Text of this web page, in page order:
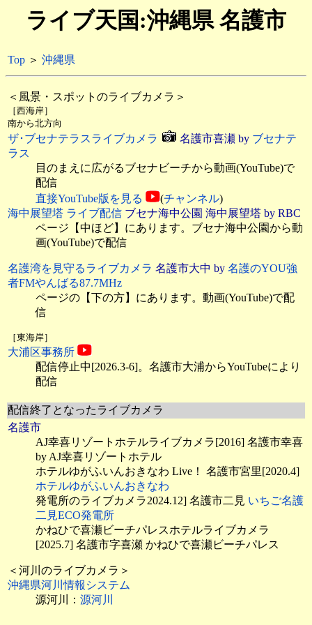
ライブ天国:沖縄県 名護市
Top ＞ 沖縄県
＜風景・スポットのライブカメラ＞
［西海岸］
南から北方向
ザ･ブセナテラスライブカメラ 名護市喜瀬 by ブセナテ
ラス
目のまえに広がるブセナビーチから動画(YouTube)で
配信
直接YouTube版を見る
(チャンネル)
海中展望塔 ライブ配信 ブセナ海中公園 海中展望塔 by RBC
ページ【中ほど】にあります。ブセナ海中公園から動
画(YouTube)で配信
名護湾を見守るライブカメラ 名護市大中 by 名護のYOU強
者FMやんばる87.7MHz
ページの【下の方】にあります。動画(YouTube)で配
信
［東海岸］
大浦区事務所
配信停止中[2026.3-6]。名護市大浦からYouTubeにより
配信
配信終了となったライブカメラ
名護市
AJ幸喜リゾートホテルライブカメラ[2016] 名護市幸喜
by AJ幸喜リゾートホテル
ホテルゆがふいんおきなわ Live！ 名護市宮里[2020.4]
ホテルゆがふいんおきなわ
発電所のライブカメラ2024.12] 名護市二見 いちご名護
二見ECO発電所
かねひで喜瀬ビーチパレスホテルライブカメラ
[2025.7] 名護市字喜瀬 かねひで喜瀬ビーチパレス
＜河川のライブカメラ＞
沖縄県河川情報システム
源河川： 源河川